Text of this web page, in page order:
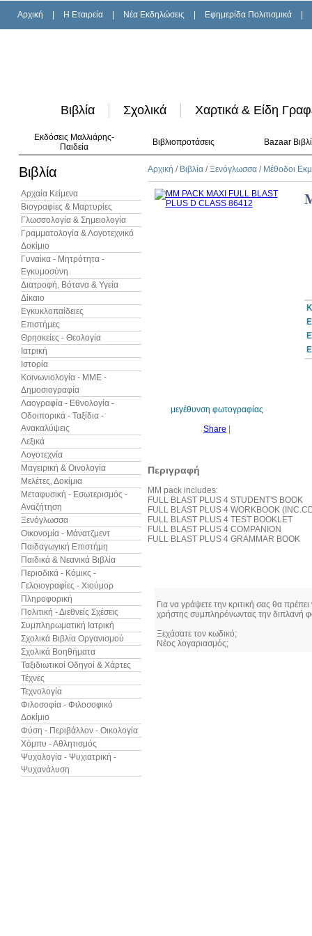
Αρχική H Εταιρεία Νέα Εκδηλώσεις Εφημερίδα Πολιτισμικά
Βιβλία Σχολικά Χαρτικά & Είδη
Εκδόσεις Μαλλιάρης-
Παιδεία
Βιβλιοπροτάσεις Bazaar
Βιβλία
Αρχαία Κείμενα
Βιογραφίες & Μαρτυρίες
Γλωσσολογία & Σημειολογία
Γραμματολογία & Λογοτεχνικό
Δοκίμιο
Γυναίκα - Μητρότητα -
Εγκυμοσύνη
Διατροφή, Βότανα & Υγεία
Δίκαιο
Εγκυκλοπαίδειες
Επιστήμες
Θρησκείες - Θεολογία
Ιατρική
Ιστορία
Κοινωνιολογία - ΜΜΕ -
Δημοσιογραφία
Λαογραφία - Εθνολογία -
Οδοιπορικά - Ταξίδια -
Ανακαλύψεις
Λεξικά
Λογοτεχνία
Μαγειρική & Οινολογία
Μελέτες, Δοκίμια
Μεταφυσική - Εσωτερισμός -
Αναζήτηση
Ξενόγλωσσα
Οικονομία - Μάνατζμεντ
Παιδαγωγική Επιστήμη
Παιδικά & Νεανικά Βιβλία
Περιοδικά - Κόμικς -
Γελοιογραφίες - Χιούμορ
Πληροφορική
Πολιτική - Διεθνείς Σχέσεις
Συμπληρωματική Ιατρική
Σχολικά Βιβλία Οργανισμού
Σχολικά Βοηθήματα
Ταξιδιωτικοί Οδηγοί & Χάρτες
Τέχνες
Τεχνολογία
Φιλοσοφία - Φιλοσοφικό
Δοκίμιο
Φύση - Περιβάλλον - Οικολογία
Χόμπυ - Αθλητισμός
Ψυχολογία - Ψυχιατρική -
Ψυχανάλυση
Αρχική / Βιβλία /Ξενόγλωσσα / Μέθοδοι
μεγέθυνση φωτογραφίας
Share
Περιγραφή
MM pack includes:
FULL BLAST PLUS 4 STUDENT'S BOOK
FULL BLAST PLUS 4 WORKBOOK
FULL BLAST PLUS 4 TEST BOOKLET
FULL BLAST PLUS 4 COMPANION
FULL BLAST PLUS 4 GRAMMAR BOOK
Για να γράψετε την κριτική σας θα
χρήστης συμπληρόνωντας την διπλανή
Ξεχάσατε τον κωδικό;
Νέος λογαριασμός;